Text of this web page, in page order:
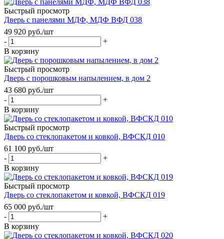
Быстрый просмотр
Дверь с панелями МДФ, МДФ ВФД 038
49 920 руб./шт
-
+
В корзину
Быстрый просмотр
Дверь с порошковым напылением, в дом 2
43 680 руб./шт
-
+
В корзину
Быстрый просмотр
Дверь со стеклопакетом и ковкой, ВФСКД 010
61 100 руб./шт
-
+
В корзину
Быстрый просмотр
Дверь со стеклопакетом и ковкой, ВФСКД 019
65 000 руб./шт
-
+
В корзину